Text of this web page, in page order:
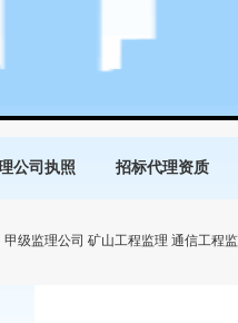
公司执照 招标代理资质
甲级监理公司 矿山工程监理 通信工程